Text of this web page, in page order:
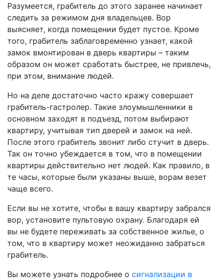
Разумеется, грабитель до этого заранее начинает
следить за режимом дня владельцев. Вор
выясняет, когда помещении будет пустое. Кроме
того, грабитель заблаговременно узнает, какой
замок вмонтирован в дверь квартиры – таким
образом он может сработать быстрее, не привлечь,
при этом, внимание людей.
Но на деле достаточно часто кражу совершает
грабитель-гастролер. Такие злоумышленники в
основном заходят в подъезд, потом выбирают
квартиру, учитывая тип дверей и замок на ней.
После этого грабитель звонит либо стучит в дверь.
Так он точно убеждается в том, что в помещении
квартиры действительно нет людей. Как правило, в
те часы, которые были указаны выше, ворам везет
чаще всего.
Если вы не хотите, чтобы в вашу квартиру забрался
вор, установите пультовую охрану. Благодаря ей
вы не будете переживать за собственное жилье, о
том, что в квартиру может неожиданно забраться
грабитель.
Вы можете узнать подробнее о сигнализации в